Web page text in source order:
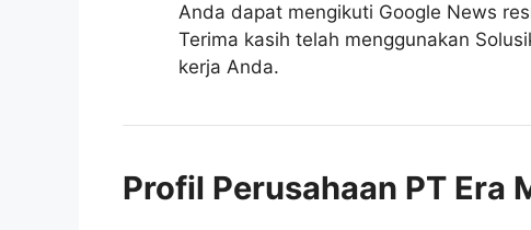
Anda dapat mengikuti Google News
Terima kasih telah menggunakan
kerja Anda.
Profil Perusahaan PT Era